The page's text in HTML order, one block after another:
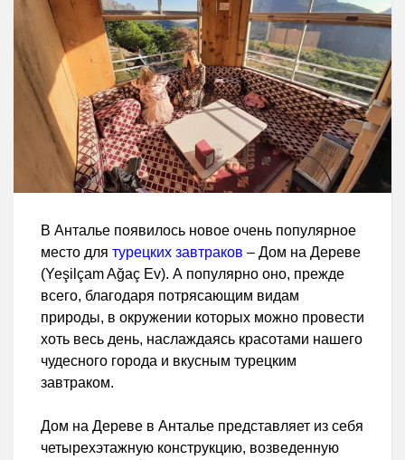
В Анталье появилось новое очень популярное
место для турецких завтраков – Дом на Дереве
(Yeşilçam Ağaç Ev). А популярно оно, прежде
всего, благодаря потрясающим видам
природы, в окружении которых можно провести
хоть весь день, наслаждаясь красотами нашего
чудесного города и вкусным турецким
завтраком.
Дом на Дереве в Анталье представляет из себя
четырехэтажную конструкцию, возведенную